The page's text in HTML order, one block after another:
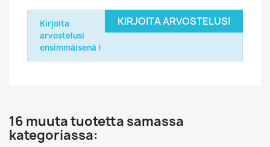
KIRJOITA ARVOSTELUSI
Kirjoita
arvostelusi
ensimmäisenä !
16 muuta tuotetta samassa
kategoriassa: